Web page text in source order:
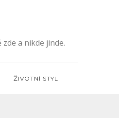
a nikde jinde.
ŽIVOTNÍ STYL